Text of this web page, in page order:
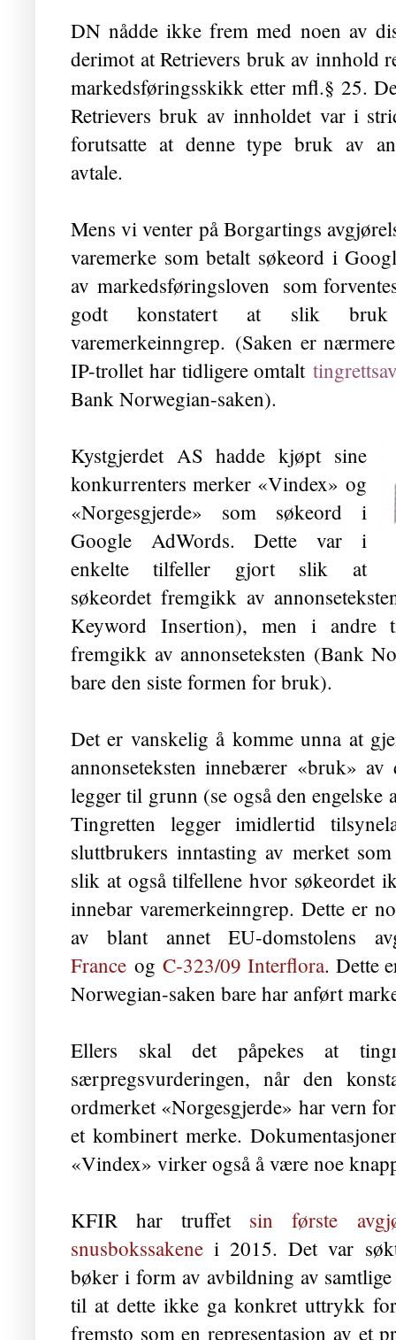
DN nådde ikke frem med noen av
derimot at Retrievers bruk av innhold
markedsføringsskikk etter mfl.§ 25.
Retrievers bruk av innholdet var i
forutsatte at denne type bruk av
avtale.
Mens vi venter på Borgartings
varemerke som betalt søkeord i
av markedsføringsloven som
godt konstatert at slik
varemerkeinngrep. (Saken er
IP-trollet har tidligere omtalt
Bank Norwegian-saken).
Kystgjerdet AS hadde kjøpt sine
konkurrenters merker «Vindex» og
«Norgesgjerde» som søkeord i
Google AdWords. Dette var i
enkelte tilfeller gjort slik at
søkeordet fremgikk av
Keyword Insertion), men i andre
fremgikk av annonseteksten (Bank
bare den siste formen for bruk).
Det er vanskelig å komme unna at
annonseteksten innebærer «bruk»
legger til grunn (se også den engelske
Tingretten legger imidlertid
sluttbrukers inntasting av merket
slik at også tilfellene hvor søkeordet
innebar varemerkeinngrep. Dette er
av blant annet EU-domstolens
France ogC‑323/09 Interflora. Dette
Norwegian-saken bare har anført
Ellers skal det påpekes at
særpregsvurderingen, når den
ordmerket «Norgesgjerde» har vern
et kombinert merke.
«Vindex» virker også å være noe
KFIR har truffet sin første
snusbokssakene i 2015. Det var
bøker i form av avbildning av
til at dette ikke ga konkret uttrykk
fremsto som en representasjon av et